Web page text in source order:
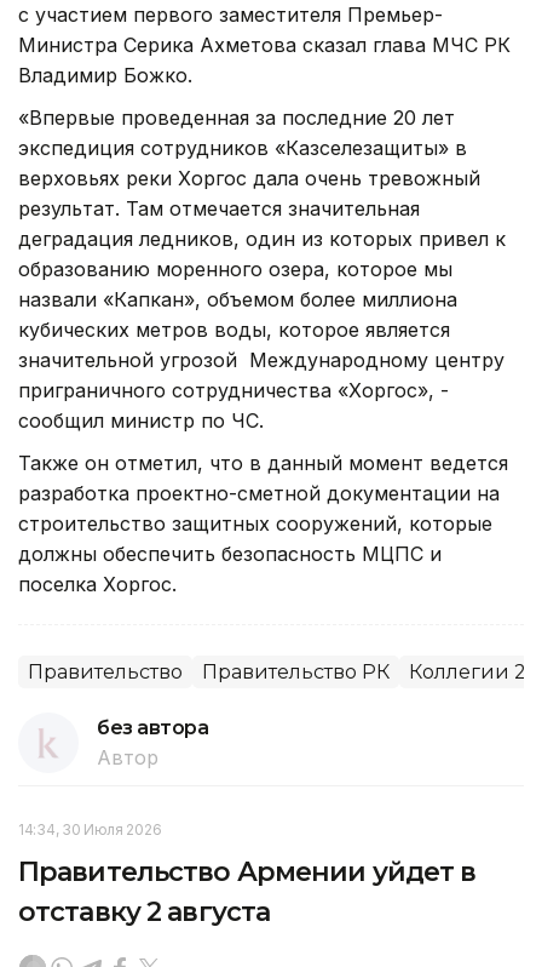
с участием первого заместителя Премьер-
Министра Серика Ахметова сказал глава МЧС РК
Владимир Божко.
«Впервые проведенная за последние 20 лет
экспедиция сотрудников «Казселезащиты» в
верховьях реки Хоргос дала очень тревожный
результат. Там отмечается значительная
деградация ледников, один из которых привел к
образованию моренного озера, которое мы
назвали «Капкан», объемом более миллиона
кубических метров воды, которое является
значительной угрозой Международному центру
приграничного сотрудничества «Хоргос», -
сообщил министр по ЧС.
Также он отметил, что в данный момент ведется
разработка проектно-сметной документации на
строительство защитных сооружений, которые
должны обеспечить безопасность МЦПС и
поселка Хоргос.
Правительство Правительство РК Коллегии
без автора
Автор
14:34, 30 Июля 2026
Правительство Армении уйдет в
отставку 2 августа